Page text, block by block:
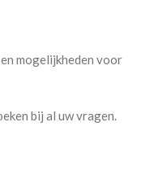
mogelijkheden voor
bij al uw vragen.